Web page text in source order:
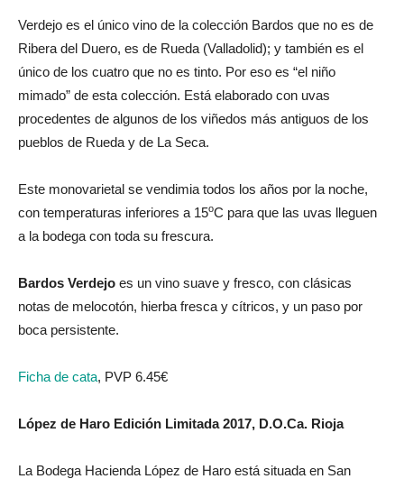
Verdejo es el único vino de la colección Bardos que no es de
Ribera del Duero, es de Rueda (Valladolid); y también es el
único de los cuatro que no es tinto. Por eso es “el niño
mimado” de esta colección. Está elaborado con uvas
procedentes de algunos de los viñedos más antiguos de los
pueblos de Rueda y de La Seca.
Este monovarietal se vendimia todos los años por la noche,
con temperaturas inferiores a 15oC para que las uvas lleguen
a la bodega con toda su frescura.
Bardos Verdejo es un vino suave y fresco, con clásicas
notas de melocotón, hierba fresca y cítricos, y un paso por
boca persistente.
Ficha de cata, PVP 6.45€
López de Haro Edición Limitada 2017, D.O.Ca. Rioja
La Bodega Hacienda López de Haro está situada en San